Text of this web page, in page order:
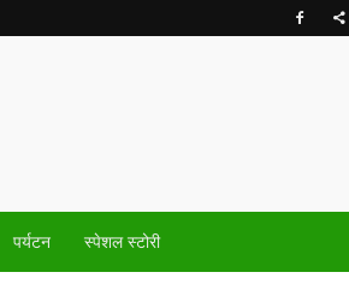
पर्यटन स्पेशल स्टोरी